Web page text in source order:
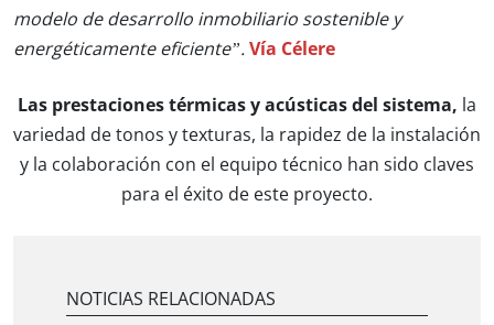
modelo de desarrollo inmobiliario sostenible y
energéticamente eficiente”. Vía Célere
Las prestaciones térmicas y acústicas del sistema, la
variedad de tonos y texturas, la rapidez de la instalación
y la colaboración con el equipo técnico han sido claves
para el éxito de este proyecto.
NOTICIAS RELACIONADAS